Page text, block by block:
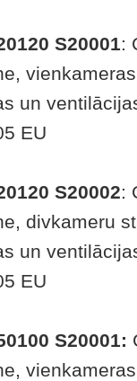
S20001​:
un
EU
S20002​:
divkameru
un
EU
S20001: